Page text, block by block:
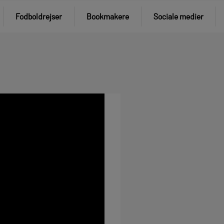
Fodboldrejser Bookmakere Sociale medier